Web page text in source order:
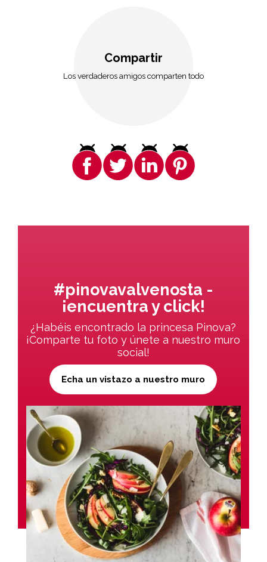
Compartir
Los verdaderos amigos comparten todo
#pinovavalvenosta -
¡encuentra y click!
¿Habéis encontrado la princesa Pinova?
¡Comparte tu foto y únete a nuestro muro
social!
Echa un vistazo a nuestro muro